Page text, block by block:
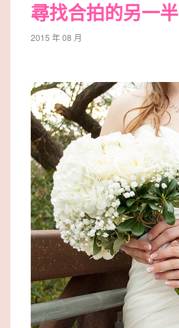
尋找合拍的另一半
2015 年 08 月